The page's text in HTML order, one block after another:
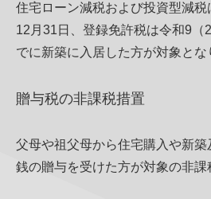
住宅ローン減税および投資型減税
12月31日、登録免許税は令和9（
でに新築に入居した方が対象とな
贈与税の非課税措置
父母や祖父母から住宅購入や新
銭の贈与を受けた方が対象の非課